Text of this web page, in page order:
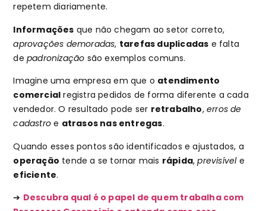
repetem diariamente.
Informações que não chegam ao setor correto,
aprovações demoradas, tarefas duplicadas e falta
depadronização são exemplos comuns.
Imagine uma empresa em que o atendimento
comercial registra pedidos de forma diferente a cada
vendedor. O resultado pode ser retrabalho,erros de
cadastro e atrasos nas entregas.
Quando esses pontos são identificados e ajustados, a
operação tende a se tornar mais rápida,previsívele
eficiente.
➔ Descubra qual é o papel de quem trabalha com